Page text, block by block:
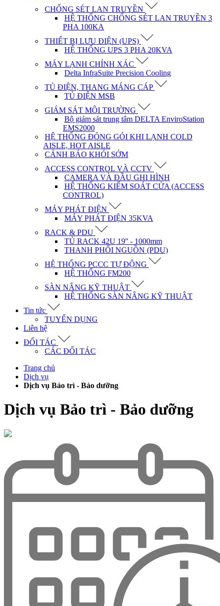
CHỐNG SÉT LAN TRUYỀN
HỆ THỐNG CHỐNG SÉT LAN TRUYỀN 3
PHA 100KA
THIẾT BỊ LƯU ĐIỆN (UPS)
HỆ THỐNG UPS 3 PHA 20KVA
MÁY LẠNH CHÍNH XÁC
Delta InfraSuite Precision Cooling
TỦ ĐIỆN, THANG MÁNG CÁP
TỦ ĐIỆN MSB
GIÁM SÁT MÔI TRƯỜNG
Bộ giám sát trung tâm DELTA EnviroStation
EMS2000
HỆ THỐNG ĐÓNG GÓI KHI LẠNH COLD
AISLE, HOT AISLE
CẢNH BÁO KHÓI SỚM
ACCESS CONTROL VÀ CCTV
CAMERA VÀ ĐẦU GHI HÌNH
HỆ THỐNG KIỂM SOÁT CỬA (ACCESS
CONTROL)
MÁY PHÁT ĐIỆN
MÁY PHÁT ĐIỆN 35KVA
RACK & PDU
TỦ RACK 42U 19'' - 1000mm
THANH PHỐI NGUỒN (PDU)
HỆ THỐNG PCCC TỰ ĐỘNG
HỆ THỐNG FM200
SÀN NÂNG KỸ THUẬT
HỆ THỐNG SÀN NÂNG KỸ THUẬT
Tin tức
TUYỂN DỤNG
Liên hệ
ĐỐI TÁC
CÁC ĐỐI TÁC
Trang chủ
Dịch vụ
Dịch vụ Bảo trì - Bảo dưỡng
Dịch vụ Bảo trì - Bảo dưỡng